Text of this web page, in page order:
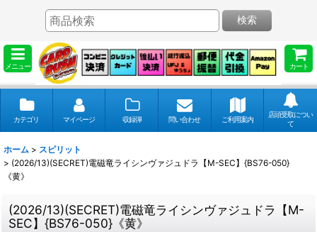
メニュー カート
検索
カテゴリ マイページ 収録弾 問い合わせ ご利用案内
店頭受取につい
て
ホーム > スピリット
> (2026/13)(SECRET)電磁竜ライシンヴァジュドラ【M-SEC】{BS76-050}
《黄》
(2026/13)(SECRET)電磁竜ライシンヴァジュドラ【M-
SEC】{BS76-050}《黄》